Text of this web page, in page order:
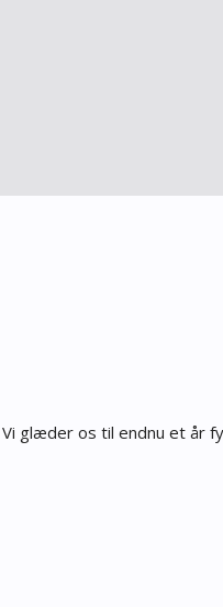
glæder os til endnu et år